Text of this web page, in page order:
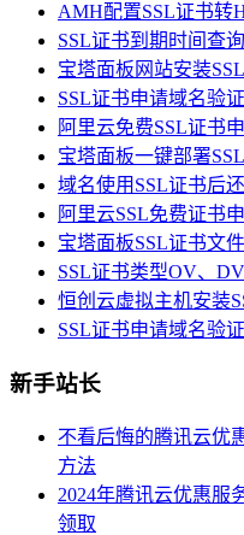
AMH配置SSL证书转
SSL证书到期时间查
宝塔面板网站安装
SSL证书申请域名验
阿里云免费SSL证书
宝塔面板一键部署
域名使用SSL证书后
阿里云SSL免费证书
宝塔面板SSL证书文
SSL证书类型OV、
恒创云虚拟主机安装
SSL证书申请域名验
新手站长
不看后悔的腾讯云优
方法
2024年腾讯云优惠服
领取